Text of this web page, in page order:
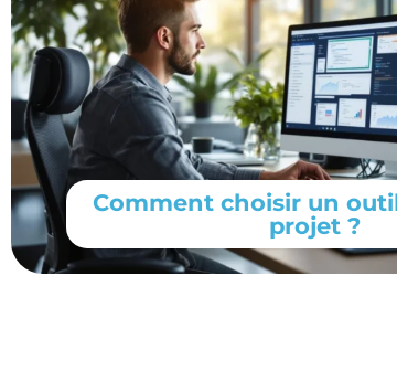
Comment choisir un
projet ?